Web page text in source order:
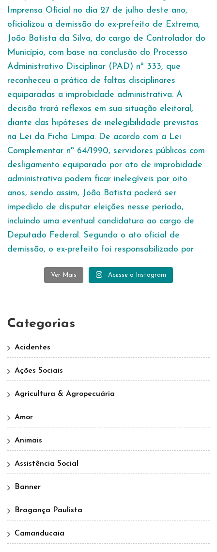
Ver Mais Acesse o Instagram
Categorias
Acidentes
Ações Sociais
Agricultura & Agropecuária
Amor
Animais
Assistência Social
Banner
Bragança Paulista
Camanducaia